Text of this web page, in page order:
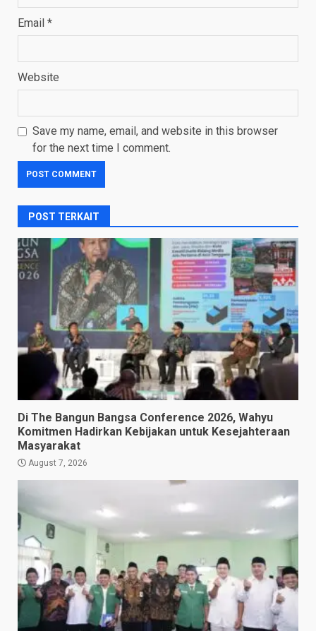
Email *
Website
Save my name, email, and website in this browser
for the next time I comment.
POST TERKAIT
Di The Bangun Bangsa Conference 2026, Wahyu
Komitmen Hadirkan Kebijakan untuk Kesejahteraan
Masyarakat
August 7, 2026